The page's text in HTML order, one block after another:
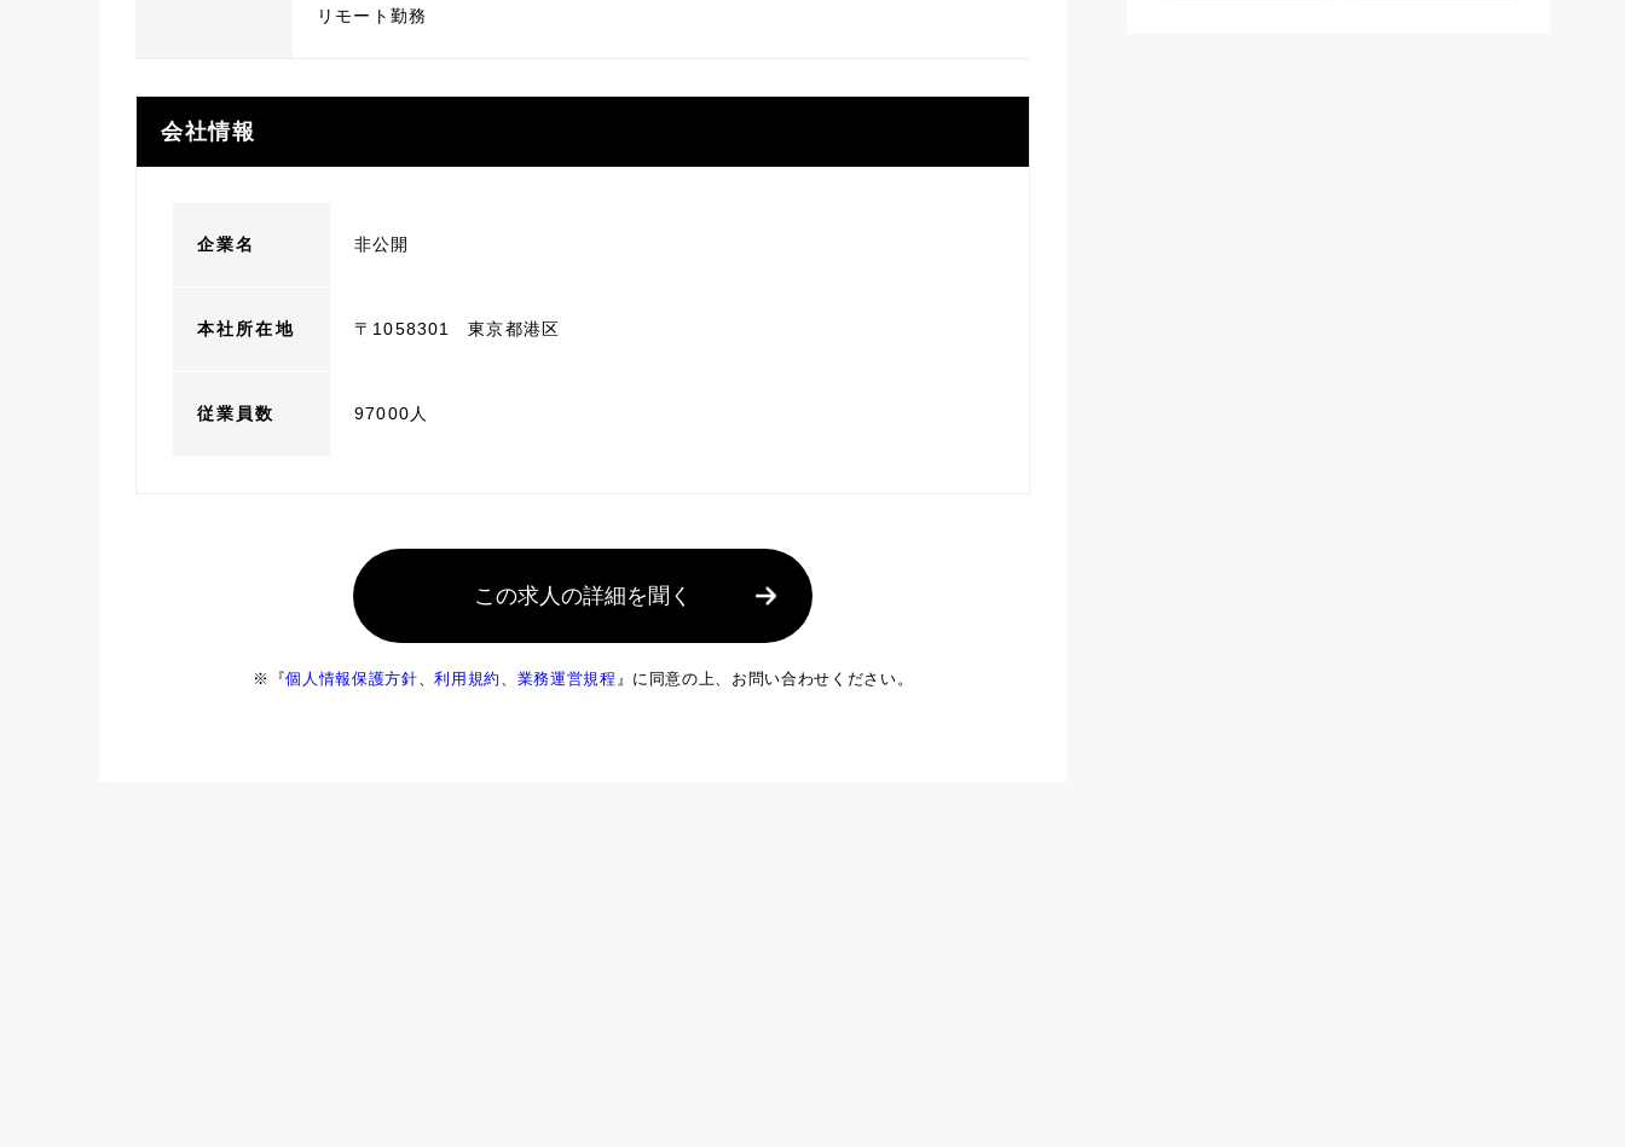
リモート勤務
会社情報
企業名 非公開
本社所在地 〒1058301 東京都港区
従業員数 97000人
この求人の詳細を聞く
※『個人情報保護方針、利用規約 、 業務運営規程 』に同意の上、お問い合わせください。